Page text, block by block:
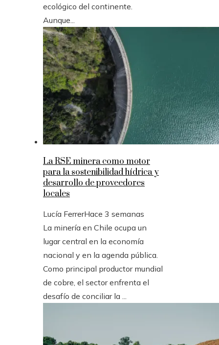
ecológico del continente.
Aunque...
La RSE minera como motor
para la sostenibilidad hídrica y
desarrollo de proveedores
locales
Lucía FerrerHace 3 semanas
La minería en Chile ocupa un
lugar central en la economía
nacional y en la agenda pública.
Como principal productor mundial
de cobre, el sector enfrenta el
desafío de conciliar la ...